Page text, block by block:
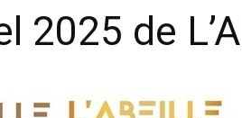
2025 de